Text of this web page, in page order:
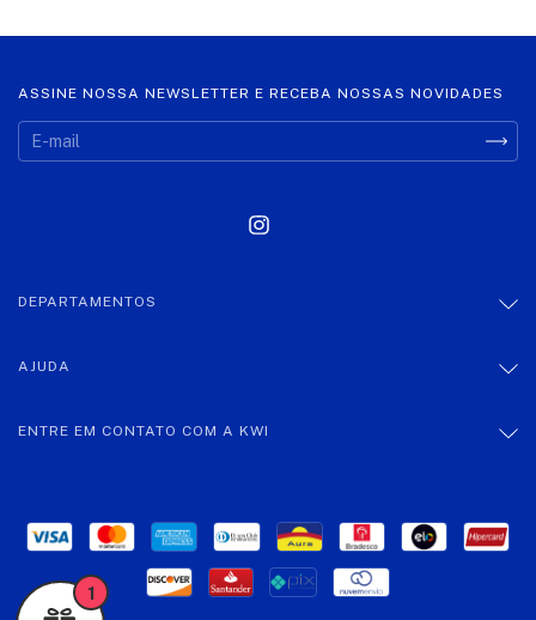
ASSINE NOSSA NEWSLETTER E RECEBA NOSSAS NOVIDADES
DEPARTAMENTOS
AJUDA
ENTRE EM CONTATO COM A KWI
1